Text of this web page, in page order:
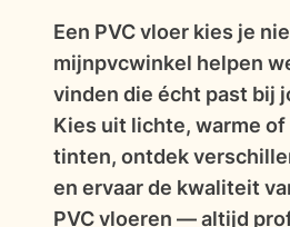
Een PVC vloer kies je
mijnpvcwinkel helpen
vinden die écht past bij
Kies uit lichte, warme
tinten, ontdek
en ervaar de kwaliteit
PVC vloeren — altijd